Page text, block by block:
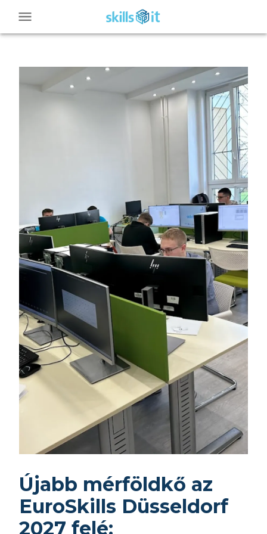
Újabb mérföldkő az
EuroSkills Düsseldorf
2027 felé: